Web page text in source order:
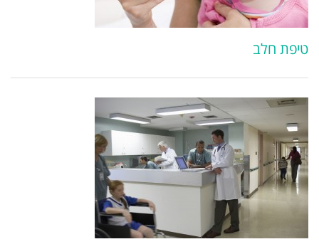
טיפת חלב